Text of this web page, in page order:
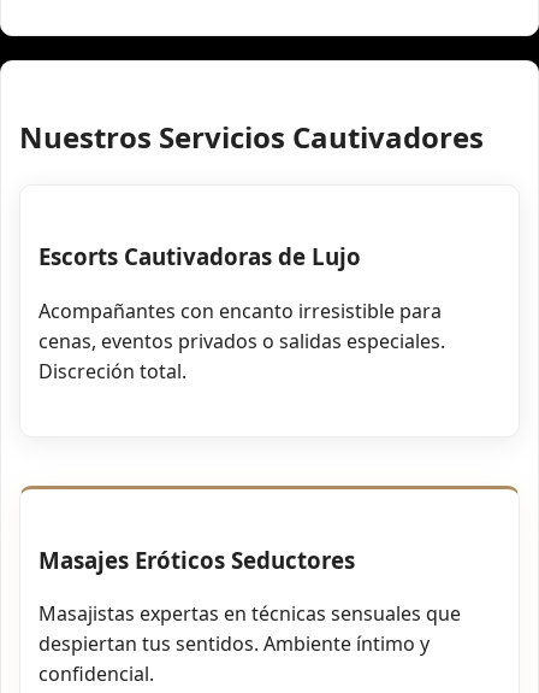
Nuestros Servicios Cautivadores
Escorts Cautivadoras de Lujo
Acompañantes con encanto irresistible para
cenas, eventos privados o salidas especiales.
Discreción total.
Masajes Eróticos Seductores
Masajistas expertas en técnicas sensuales que
despiertan tus sentidos. Ambiente íntimo y
confidencial.